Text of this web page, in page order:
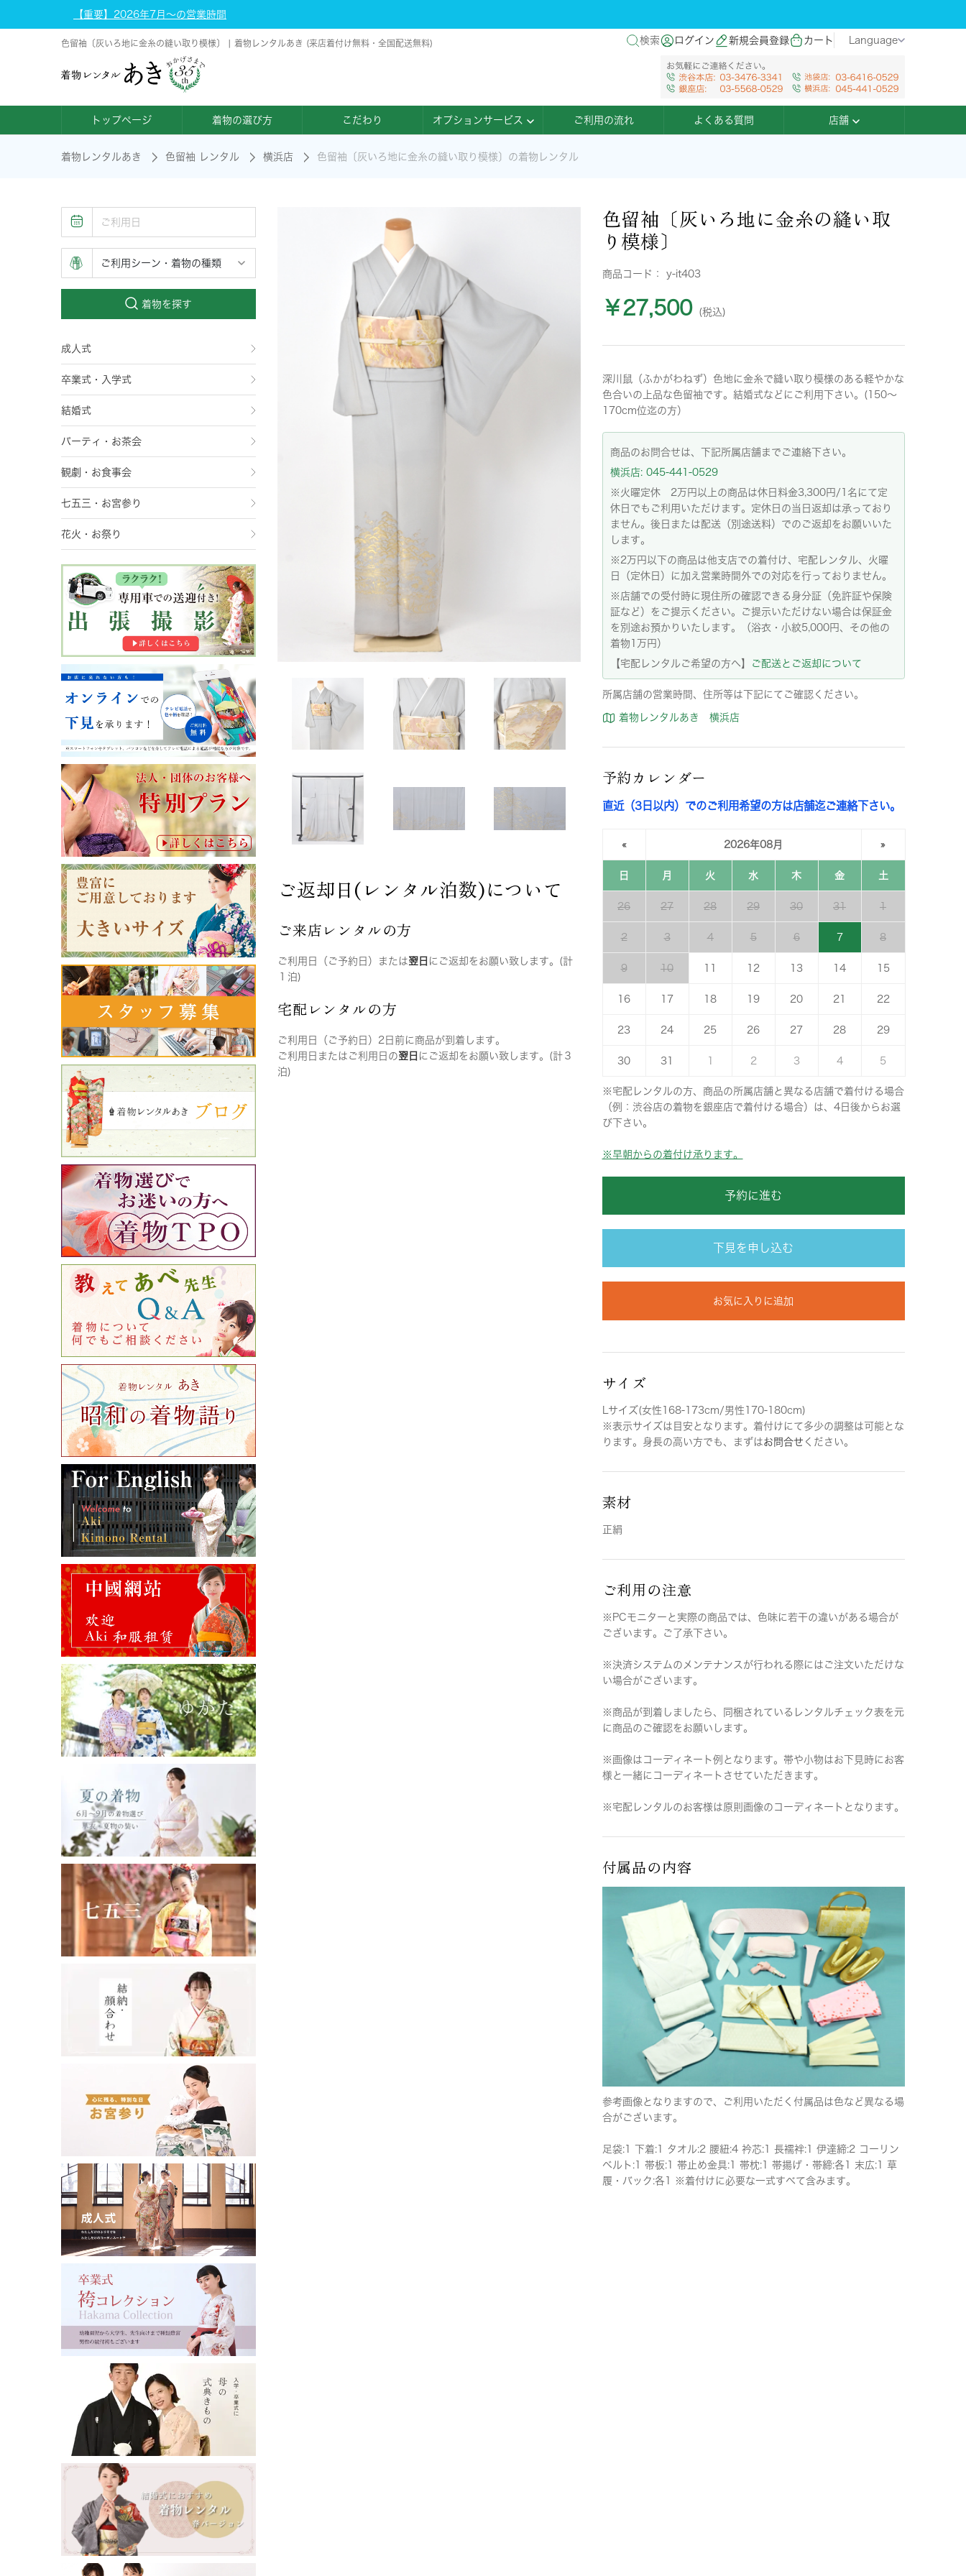
【重要】2026年7月～の営業時間
色留袖〔灰いろ地に金糸の縫い取り模様〕 | 着物レンタルあき (来店着付け無料・全国配送無料) 検索 ログイン 新規会員登録 カート Language
トップページ 着物の選び方 こだわり オプションサービス ご利用の流れ よくある質問 店舗
着物レンタルあき 色留袖 レンタル 横浜店 色留袖〔灰いろ地に金糸の縫い取り模様〕の着物レンタル
着物を探す
成人式
卒業式・入学式
結婚式
パーティ・お茶会
観劇・お食事会
七五三・お宮参り
花火・お祭り
ご返却日(レンタル泊数)について
ご来店レンタルの方
ご利用日（ご予約日）または翌日 にご返却をお願い致します。(計
１泊)
宅配レンタルの方
ご利用日（ご予約日）2日前に商品が到着します。
ご利用日またはご利用日の翌日 にご返却をお願い致します。(計３
泊)
色留袖〔灰いろ地に金糸の縫い取
り模様〕
商品コード： y-it403
￥27,500 (税込)
深川鼠（ふかがわねず）色地に金糸で縫い取り模様のある軽やかな
色合いの上品な色留袖です。結婚式などにご利用下さい。(150〜
170cm位迄の方）
商品のお問合せは、下記所属店舗までご連絡下さい。
横浜店: 045-441-0529
※火曜定休 2万円以上の商品は休日料金3,300円/1名にて定
休日でもご利用いただけます。定休日の当日返却は承っており
ません。後日または配送（別途送料）でのご返却をお願いいた
します。
※2万円以下の商品は他支店での着付け、宅配レンタル、火曜
日（定休日）に加え営業時間外での対応を行っておりません。
※店舗での受付時に現住所の確認できる身分証（免許証や保険
証など）をご提示ください。ご提示いただけない場合は保証金
を別途お預かりいたします。（浴衣・小紋5,000円、その他の
着物1万円）
【宅配レンタルご希望の方へ】
ご配送とご返却について
所属店舗の営業時間、住所等は下記にてご確認ください。
着物レンタルあき 横浜店
予約カレンダー
直近（3日以内）でのご利用希望の方は店舗迄ご連絡下さい。
« 2026年08月 »
日 月 火 水 木 金 土
26 27 28 29 30 31 1
2 3 4 5 6 7 8
9 10 12 13 14 15
16 17 18 19 20 21 22
23 24 25 26 27 28 29
30 31 2 3 4 5
※宅配レンタルの方、商品の所属店舗と異なる店舗で着付ける場合
（例：渋谷店の着物を銀座店で着付ける場合）は、4日後からお選
び下さい。
※早朝からの着付け承ります。
予約に進む
下見を申し込む
お気に入りに追加
サイズ
Lサイズ(女性168-173cm/男性170-180cm)
※表示サイズは目安となります。着付けにて多少の調整は可能とな
ります。身長の高い方でも、まずはお問合せ ください。
素材
正絹
ご利用の注意
※PCモニターと実際の商品では、色味に若干の違いがある場合が
ございます。ご了承下さい。
※決済システムのメンテナンスが行われる際にはご注文いただけな
い場合がございます。
※商品が到着しましたら、同梱されているレンタルチェック表を元
に商品のご確認をお願いします。
※画像はコーディネート例となります。帯や小物はお下見時にお客
様と一緒にコーディネートさせていただきます。
※宅配レンタルのお客様は原則画像のコーディネートとなります。
付属品の内容
参考画像となりますので、ご利用いただく付属品は色など異なる場
合がございます。
足袋:1 下着:1 タオル:2 腰紐:4 衿芯:1 長襦袢:1 伊達締:2 コーリン
ベルト:1 帯板:1 帯止め金具:1 帯枕:1 帯揚げ・帯締:各1 末広:1 草
履・バック:各1 ※着付けに必要な一式すべて含みます。